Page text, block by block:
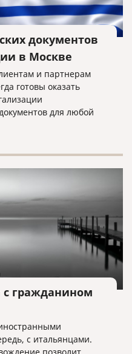
документов
в Москве
и партнерам
готовы оказать
для любой
с гражданином
с итальянцами.